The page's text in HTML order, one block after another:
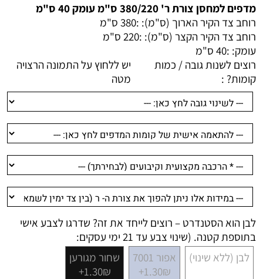
מדפים למחסן צורת ר' 380/220 ס"מ עומק 40 ס"מ
רוחב צד הקיר הארוך (ס"מ): :380 ס"מ
רוחב צד הקיר הקצר (ס"מ): :220 ס"מ
עומק: :40 ס"מ
רוצים לשנות גובה / כמות
קומות? :
יש ללחוץ על התמונה הרצויה
מטה
לבן הוא הסטנדרט – רוצים לייחד את זה? שדרגו לצבע אישי
בתוספת קטנה. (שינוי צבע עד 21 ימי עסקים:
לבן (ללא שינוי)
אפור 7001
1.30₪+
שחור מגורען
1.30₪+